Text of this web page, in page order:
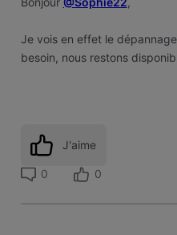
Je vois en effet le
besoin, nous restons
J'aime
0 0